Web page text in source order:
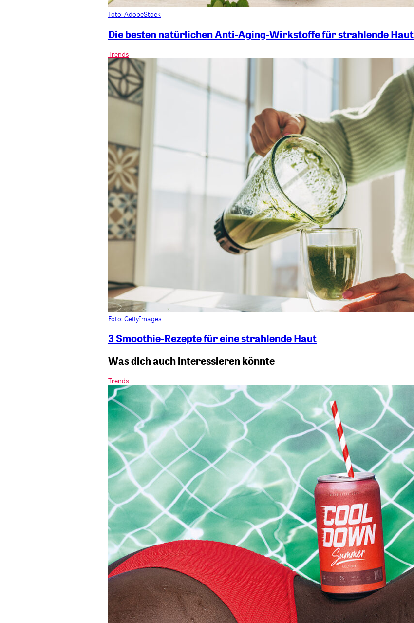
Foto: AdobeStock
Die besten natürlichen Anti-Aging-Wirkstoffe für strahlende Haut
Trends
Foto: GettyImages
3 Smoothie-Rezepte für eine strahlende Haut
Was dich auch interessieren könnte
Trends